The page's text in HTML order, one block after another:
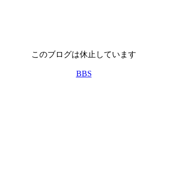
このブログは休止しています
BBS